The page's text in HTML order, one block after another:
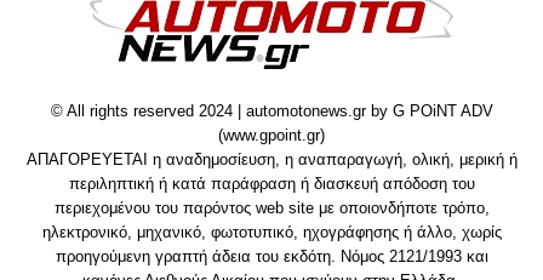
© All rights reserved 2024 | automotonews.gr by G POiNT ADV
(www.gpoint.gr)
ΑΠΑΓΟΡΕΥΕΤΑΙ η αναδημοσίευση, η αναπαραγωγή, ολική, μερική ή
περιληπτική ή κατά παράφραση ή διασκευή απόδοση του
περιεχομένου του παρόντος web site με οποιονδήποτε τρόπο,
ηλεκτρονικό, μηχανικό, φωτοτυπικό, ηχογράφησης ή άλλο, χωρίς
προηγούμενη γραπτή άδεια του εκδότη. Νόμος 2121/1993 και